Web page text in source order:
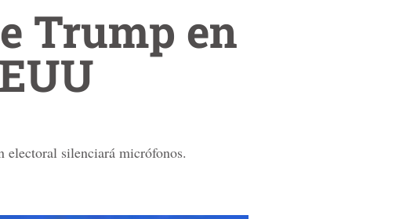
Trump en
electoral silenciará micrófonos.